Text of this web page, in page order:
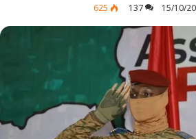
15/10/
137
625